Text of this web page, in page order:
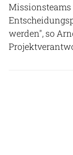
werden", so